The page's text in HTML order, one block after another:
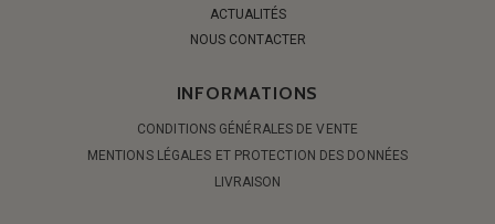
ACTUALITÉS
NOUS CONTACTER
INFORMATIONS
CONDITIONS GÉNÉRALES DE VENTE
MENTIONS LÉGALES ET PROTECTION DES DONNÉES
LIVRAISON